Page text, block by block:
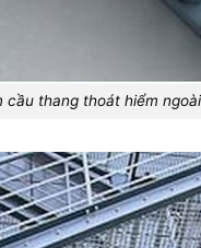
thang thoát hiểm